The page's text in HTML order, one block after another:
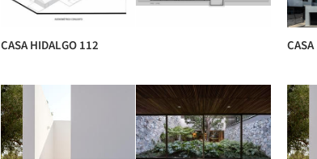
CASA HIDALGO 112